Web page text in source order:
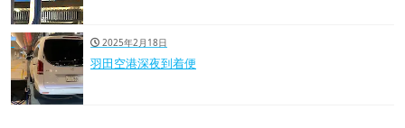
2025年2月18日
羽田空港深夜到着便